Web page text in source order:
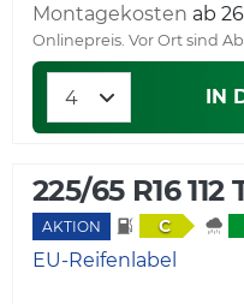
Montagekosten ab
Onlinepreis. Vor Ort sind
IN
225/65 R16 112
AKTION C
EU-Reifenlabel